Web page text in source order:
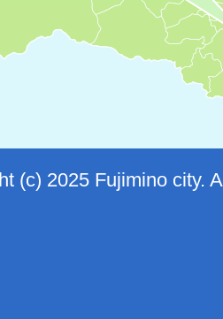
(c) 2025 Fujimino city.